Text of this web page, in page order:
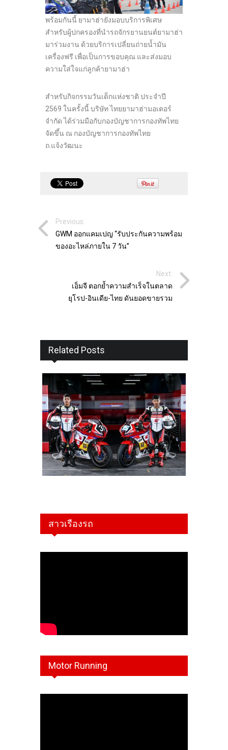
พร้อมกันนี้ ยามาฮ่ายังมอบบริการพิเศษ
สำหรับผู้ปกครองที่นำรถจักรยานยนต์ยามาฮ่า
มาร่วมงาน ด้วยบริการเปลี่ยนถ่ายน้ำมัน
เครื่องฟรี เพื่อเป็นการขอบคุณ และส่งมอบ
ความใส่ใจแก่ลูกค้ายามาฮ่า
สำหรับกิจกรรมวันเด็กแห่งชาติ ประจำปี
2569 ในครั้งนี้ บริษัท ไทยยามาฮ่ามอเตอร์
จำกัด ได้ร่วมมือกับกองบัญชาการกองทัพไทย
จัดขึ้น ณ กองบัญชาการกองทัพไทย
ถ.แจ้งวัฒนะ
Previous:
GWM ออกแคมเปญ “รับประกันความพร้อม
ของอะไหล่ภายใน 7 วัน”
Next:
เอ็มจี ตอกย้ำความสำเร็จในตลาด
ยุโรป-อินเดีย-ไทย ดันยอดขายรวม
Related Posts
สาวเรืองรถ
Motor Running